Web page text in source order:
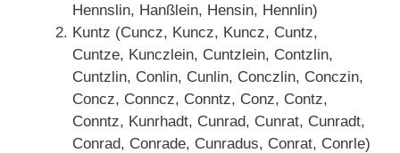
Hennslin, Hanßlein, Hensin, Hennlin)
Kuntz (Cuncz, Kuncz, Kuncz, Cuntz,
Cuntze, Kunczlein, Cuntzlein, Contzlin,
Cuntzlin, Conlin, Cunlin, Conczlin, Conczin,
Concz, Conncz, Conntz, Conz, Contz,
Conntz, Kunrhadt, Cunrad, Cunrat, Cunradt,
Conrad, Conrade, Cunradus, Conrat, Conrle)